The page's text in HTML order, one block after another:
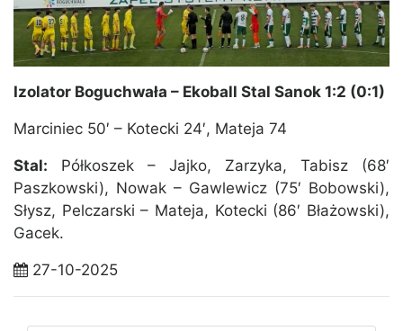
Izolator Boguchwała – Ekoball Stal Sanok 1:2 (0:1)
Marciniec 50′ – Kotecki 24′, Mateja 74
Stal: Półkoszek – Jajko, Zarzyka, Tabisz (68′
Paszkowski), Nowak – Gawlewicz (75′ Bobowski),
Słysz, Pelczarski – Mateja, Kotecki (86′ Błażowski),
Gacek.
27-10-2025